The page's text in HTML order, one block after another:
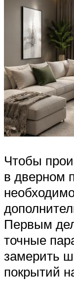
Чтобы
в дверном
Первым
точные
замерить
покрытий